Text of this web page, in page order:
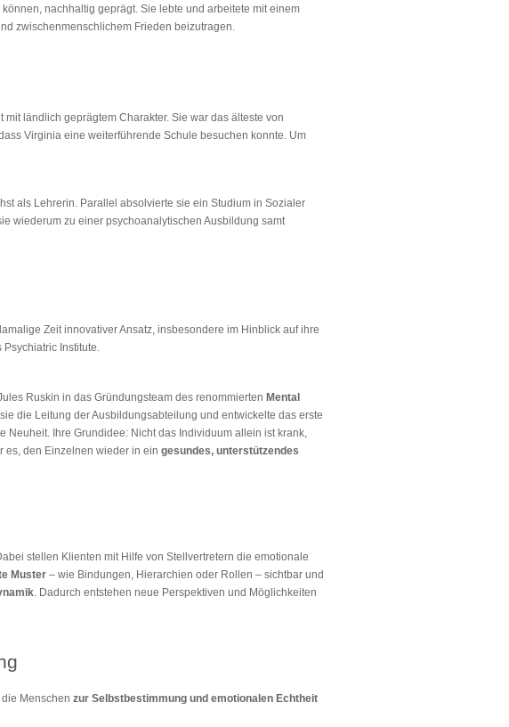
nachhaltig geprägt. Sie lebte und arbeitete mit einem
zwischenmenschlichem Frieden beizutragen.
ländlich geprägtem Charakter. Sie war das älteste von
Virginia eine weiterführende Schule besuchen konnte. Um
als Lehrerin. Parallel absolvierte sie ein Studium in Sozialer
wiederum zu einer psychoanalytischen Ausbildung samt
Zeit innovativer Ansatz, insbesondere im Hinblick auf ihre
Institute.
Ruskin in das Gründungsteam des renommierten Mental
die Leitung der Ausbildungsabteilung und entwickelte das erste
Neuheit. Ihre Grundidee: Nicht das Individuum allein ist krank,
es, den Einzelnen wieder in eingesundes, unterstützendes
stellen Klienten mit Hilfe von Stellvertretern die emotionale
Muster – wie Bindungen, Hierarchien oder Rollen – sichtbar und
. Dadurch entstehen neue Perspektiven und Möglichkeiten
die Menschenzur Selbstbestimmung und emotionalen Echtheit